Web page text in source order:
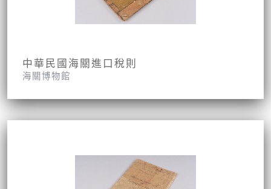
中華民國海關進口稅則
海關博物館